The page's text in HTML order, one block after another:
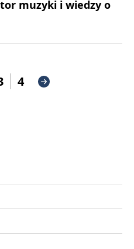
muzyki i wiedzy o
4